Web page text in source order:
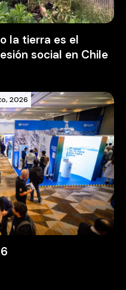
la tierra es el
social en Chile
2026